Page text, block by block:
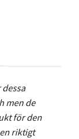
men de
för den
riktigt